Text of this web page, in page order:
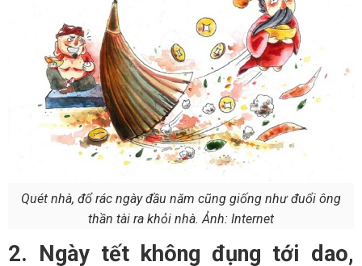
Quét nhà, đổ rác ngày đầu năm cũng giống như đuổi ông
thần tài ra khỏi nhà. Ảnh: Internet
2. Ngày tết không đụng tới dao,